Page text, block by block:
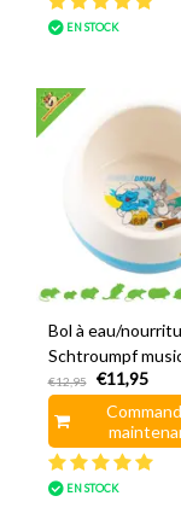
EN STOCK
Bol à eau/
Schtroumpf
cm
€12,95
€11,95
EN STOCK